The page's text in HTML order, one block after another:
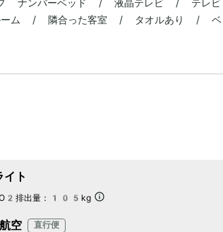
プ ナンバーベッド / 液晶テレビ / テレビ
ーム / 隣合った客室 / タオルあり / ベ
イト
排出量： 105kg
空 直行便